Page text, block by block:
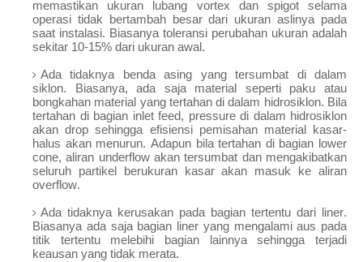
memastikan ukuran lubang vortex dan spigot selama
operasi tidak bertambah besar dari ukuran aslinya pada
saat instalasi. Biasanya toleransi perubahan ukuran adalah
sekitar 10-15% dari ukuran awal.
Ada tidaknya benda asing yang tersumbat di dalam
siklon. Biasanya, ada saja material seperti paku atau
bongkahan material yang tertahan di dalam hidrosiklon. Bila
tertahan di bagian inlet feed, pressure di dalam hidrosiklon
akan drop sehingga efisiensi pemisahan material kasar-
halus akan menurun. Adapun bila tertahan di bagian lower
cone, aliran underflow akan tersumbat dan mengakibatkan
seluruh partikel berukuran kasar akan masuk ke aliran
overflow.
Ada tidaknya kerusakan pada bagian tertentu dari liner.
Biasanya ada saja bagian liner yang mengalami aus pada
titik tertentu melebihi bagian lainnya sehingga terjadi
keausan yang tidak merata.